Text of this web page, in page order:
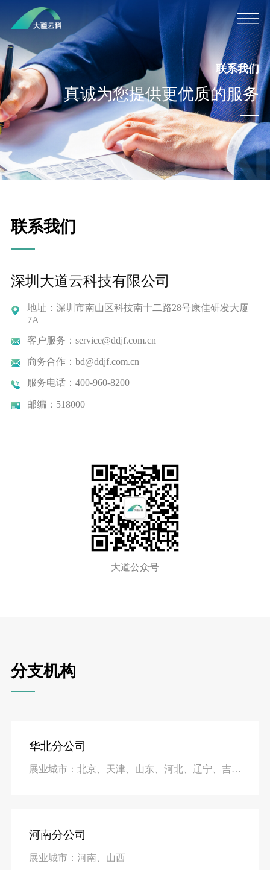
公司介绍
平台合作
联系我们
联系我们
真诚为您提供更优质的服务
联系我们
深圳大道云科技有限公司
地址：深圳市南山区科技南十二路28号康佳研发大厦
7A
客户服务：service@ddjf.com.cn
商务合作：bd@ddjf.com.cn
服务电话：400-960-8200
邮编：518000
大道公众号
分支机构
华北分公司
展业城市：北京、天津、山东、河北、辽宁、吉林和黑龙江
河南分公司
展业城市：河南、山西